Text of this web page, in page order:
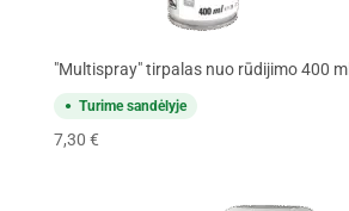
"Multispray" tirpalas nuo rūdijimo 400 ml
Turime sandėlyje
7,30 €